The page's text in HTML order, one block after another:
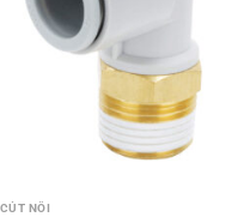
CÚT NỐI